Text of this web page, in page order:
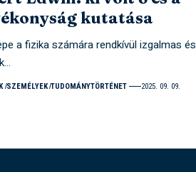
kutatása
a fizika számára rendkívül izgalmas és
SZEMÉLYEK TUDOMÁNYTÖRTÉNET 2025. 09. 09.